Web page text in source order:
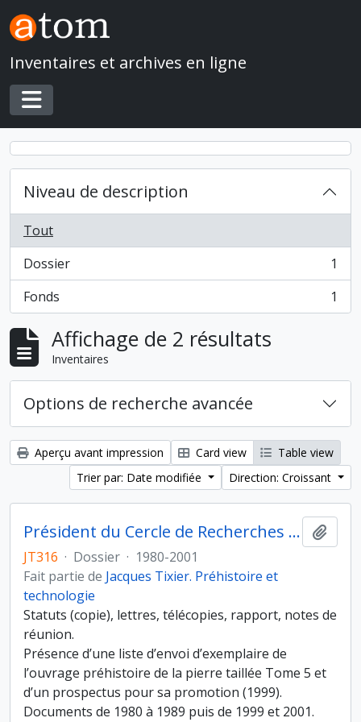
Skip to main content
Inventaires et archives en ligne
Toggle navigation
Niveau de description
Tout
Dossier
, 1 résultats
1
Fonds
, 1 résultats 1
Affichage de 2 résultats
Inventaires
Options de recherche avancée
Aperçu avant impression Card view
Table view
Trier par: Date modifiée
Direction: Croissant
Président du Cercle de Recherches et d’Etudes Préhistoriques
JT316 · Dossier · 1980-2001
Fait partie de Jacques Tixier. Préhistoire et
technologie
Statuts (copie), lettres, télécopies, rapport, notes de
réunion.
Présence d’une liste d’envoi d’exemplaire de
l’ouvrage préhistoire de la pierre taillée Tome 5 et
d’un prospectus pour sa promotion (1999).
Documents de 1980 à 1989 puis de 1999 et 2001.